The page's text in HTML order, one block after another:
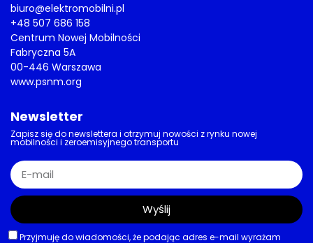
biuro@elektromobilni.pl
+48 507 686 158
Centrum Nowej Mobilności
Fabryczna 5A
00-446 Warszawa
www.psnm.org
Newsletter
Zapisz się do newslettera i otrzymuj nowości z rynku nowej
mobilności i zeroemisyjnego transportu
Przyjmuję do wiadomości, że podając adres e-mail wyrażam
Wyślij